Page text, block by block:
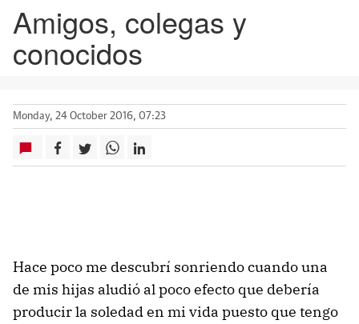
Amigos, colegas y
conocidos
Monday, 24 October 2016, 07:23
Hace poco me descubrí sonriendo cuando una
de mis hijas aludió al poco efecto que debería
producir la soledad en mi vida puesto que tengo